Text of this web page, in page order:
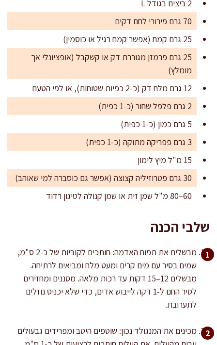
2 ביצים בגודל L
70 גרם פירורי לחם דקים
25 גרם קמח (אפשר קמח רגיל או כוסמין)
25 גרם פרמזן מגוררת דק או קשקבל (אופציונלי אך
מומלץ)
12 גרם מלח דק (כ-2 כפיות שטוחות), או לפי הטעם
2 גרם פלפל שחור (כ-1 כפית)
5 גרם כמון (כ-1 כפית)
3 גרם פפריקה מתוקה (כ-1 כפית)
15 מ"ל מיץ לימון
30 גרם פטרוזיליה קצוצה (אפשר גם כוסברה למי שאוהב)
60–80 מ"ל שמן זית או שמן קנולה לטיגון רדוד
שלבי הכנה
מבשלים את תפוח האדמה: חותכים לקוביות של כ-2 ס"מ,
שמים בסיר עם מים קרים ומעט מלח ומביאים לרתיחה.
מבשלים 12–15 דקות עד רכות מלאה. מסננים ומחזירים
לסיר החם ל-1 דקה לייבוש אדים, כדי שלא יכניס נוזלים
לתערובת.
מכינים את המנגולד נכון: שוטפים היטב ומפרידים גבעולים